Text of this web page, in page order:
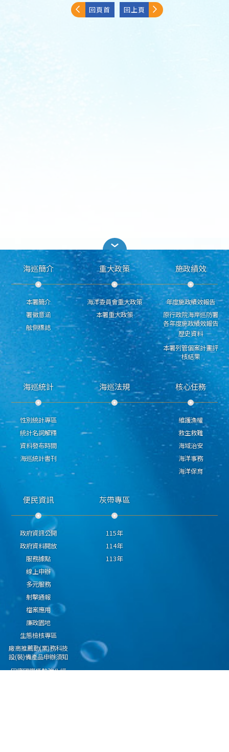
回頁首 回上頁
海巡簡介
本署簡介
署徽意涵
舷側標誌
重大政策
海洋委員會重大政策
本署重大政策
施政績效
年度施政績效報告
原行政院海岸巡防署
各年度施政績效報告
歷史資料
本署列管個案計畫評
核結果
海巡統計
性別統計專區
統計名詞解釋
資料發布時間
海巡統計書刊
海巡法規 核心任務
維護漁權
救生救難
海域治安
海洋事務
海洋保育
便民資訊
政府資訊公開
政府資料開放
服務據點
線上申辦
多元服務
射擊通報
檔案應用
廉政園地
生態檢核專區
廠商推薦勤(業)務科技
設(裝)備產品申辦須知
因應國際情勢強化經
灰帶專區
115年
114年
113年